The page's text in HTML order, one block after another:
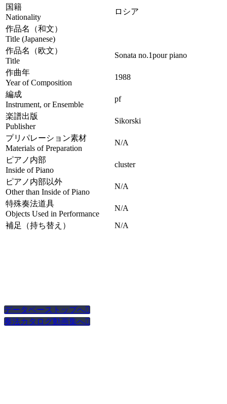
国籍
Nationality
ロシア
作品名（和文）
Title (Japanese)
作品名（欧文）
Title
Sonata no.1pour piano
作曲年
Year of Composition
1988
編成
Instrument, or Ensemble
pf
楽譜出版
Publisher
Sikorski
プリパレーション素材
Materials of Preparation
N/A
ピアノ内部
Inside of Piano
cluster
ピアノ内部以外
Other than Inside of Piano
N/A
特殊奏法道具
Objects Used in Performance
N/A
補足（持ち替え）
N/A
データベーストップへ
奏法カタログ動画集へ